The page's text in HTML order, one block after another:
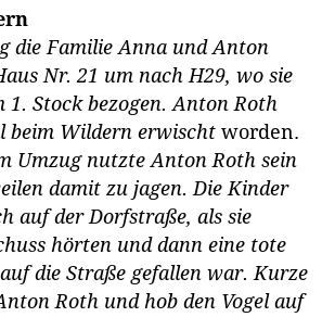
die Familie Anna und Anton
Nr. 21 um nach H29, wo sie
1. Stock bezogen. Anton Roth
beim Wildern erwischt worden.
Umzug nutzte Anton Roth sein
damit zu jagen. Die Kinder
auf der Dorfstraße, als sie
hörten und dann eine tote
die Straße gefallen war. Kurze
Roth und hob den Vogel auf